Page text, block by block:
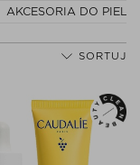
AKCESORIA DO
SORTUJ